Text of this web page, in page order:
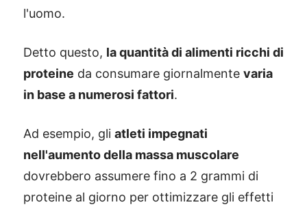
l'uomo.
Detto questo, la quantità di alimenti ricchi di
proteine da consumare giornalmente varia
in base a numerosi fattori.
Ad esempio, gli atleti impegnati
nell'aumento della massa muscolare
dovrebbero assumere fino a 2 grammi di
proteine al giorno per ottimizzare gli effetti